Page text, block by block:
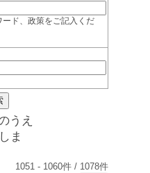
ド、政策をご記入くだ
うえ
ま
1051 - 1060件 / 1078件